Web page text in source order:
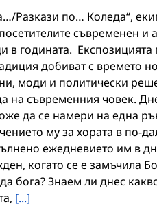
Разкази по… Коледа“,
съвременен и
в годината. Експозицията
добиват с времето
моди и политически
на съвременния човек.
да се намери на една
му за хората в по-
ежедневието им в
когато се е замъчила
бога? Знаем ли днес
[...]